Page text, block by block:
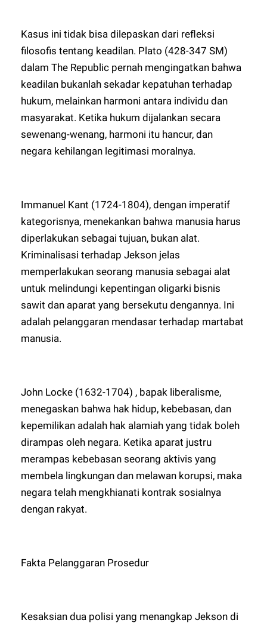
Kasus ini tidak bisa dilepaskan dari refleksi
filosofis tentang keadilan. Plato (428-347 SM)
dalam The Republic pernah mengingatkan bahwa
keadilan bukanlah sekadar kepatuhan terhadap
hukum, melainkan harmoni antara individu dan
masyarakat. Ketika hukum dijalankan secara
sewenang-wenang, harmoni itu hancur, dan
negara kehilangan legitimasi moralnya.
Immanuel Kant (1724-1804), dengan imperatif
kategorisnya, menekankan bahwa manusia harus
diperlakukan sebagai tujuan, bukan alat.
Kriminalisasi terhadap Jekson jelas
memperlakukan seorang manusia sebagai alat
untuk melindungi kepentingan oligarki bisnis
sawit dan aparat yang bersekutu dengannya. Ini
adalah pelanggaran mendasar terhadap martabat
manusia.
John Locke (1632-1704) , bapak liberalisme,
menegaskan bahwa hak hidup, kebebasan, dan
kepemilikan adalah hak alamiah yang tidak boleh
dirampas oleh negara. Ketika aparat justru
merampas kebebasan seorang aktivis yang
membela lingkungan dan melawan korupsi, maka
negara telah mengkhianati kontrak sosialnya
dengan rakyat.
Fakta Pelanggaran Prosedur
Kesaksian dua polisi yang menangkap Jekson di